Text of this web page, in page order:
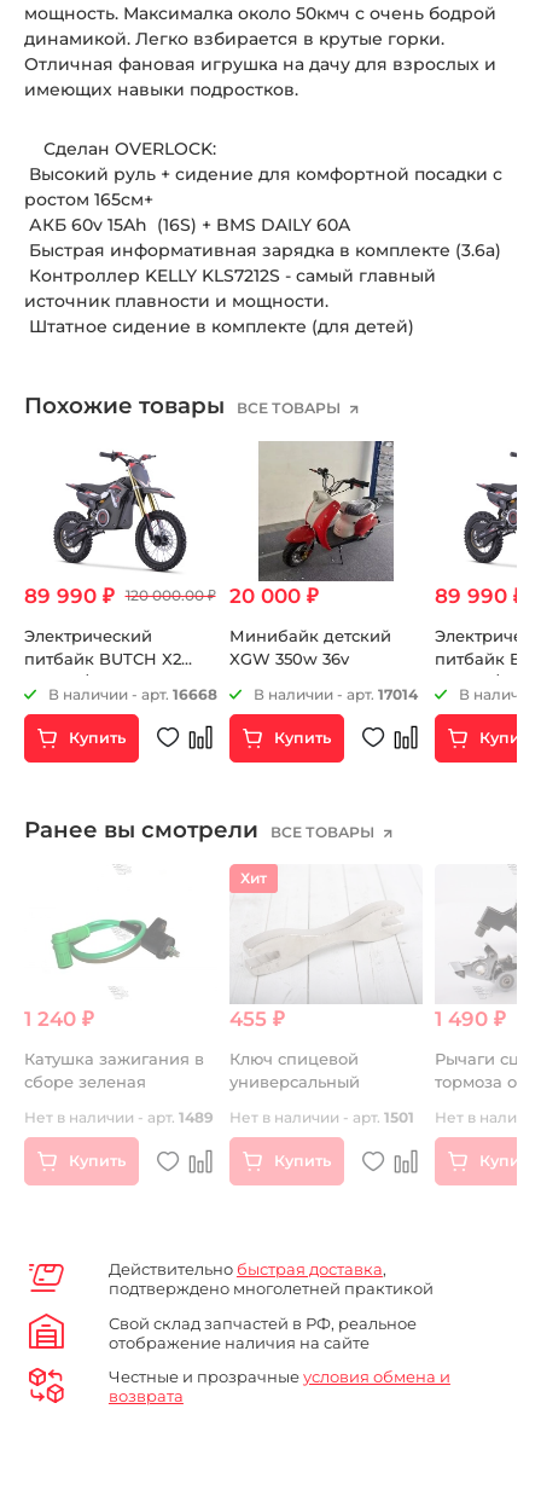
мощность. Максималка около 50кмч с очень бодрой
динамикой. Легко взбирается в крутые горки.
Отличная фановая игрушка на дачу для взрослых и
имеющих навыки подростков.
Сделан OVERLOCK:
Высокий руль + сидение для комфортной посадки с
ростом 165см+
АКБ 60v 15Ah (16S) + BMS DAILY 60A
Быстрая информативная зарядка в комплекте (3.6а)
Контроллер KELLY KLS7212S - самый главный
источник плавности и мощности.
Штатное сидение в комплекте (для детей)
Похожие товары ВСЕ ТОВАРЫ
89 990 ₽ 120 000.00 ₽
Электрический
питбайк BUTCH X2
2000W/45а 14-12 2024 г.
В наличии - арт. 16668
Купить
20 000 ₽
Минибайк детский
XGW 350w 36v
В наличии - арт. 17014
Купить
89 990 ₽
питбайк
2000W/45а
В наличии
Купить
Ранее вы смотрели ВСЕ ТОВАРЫ
1 240 ₽
Катушка зажигания в
сборе зеленая
Нет в наличии - арт. 1489
Купить
Хит
455 ₽
Ключ спицевой
универсальный
Нет в наличии - арт. 1501
Купить
1 490 ₽
Рычаги
Нет в
Купить
Действительно быстрая доставка,
подтверждено многолетней практикой
Свой склад запчастей в РФ, реальное
отображение наличия на сайте
Честные и прозрачныеусловия обмена и
возврата